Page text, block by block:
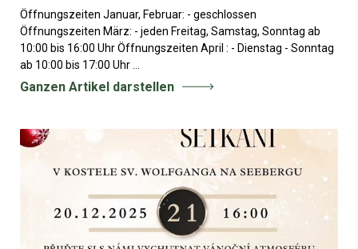
Öffnungszeiten Januar, Februar: - geschlossen
Öffnungszeiten März: - jeden Freitag, Samstag, Sonntag ab
10:00 bis 16:00 Uhr Öffnungszeiten April : - Dienstag - Sonntag
ab 10:00 bis 17:00 Uhr ...
Ganzen Artikel darstellen